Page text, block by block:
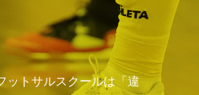
ットサルスクールは「違